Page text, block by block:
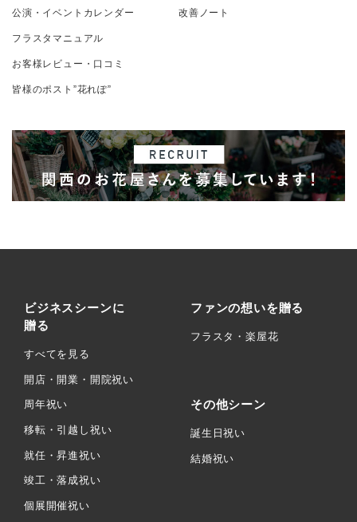
公演・イベントカレンダー
フラスタマニュアル
お客様レビュー・口コミ
皆様のポスト”花れぽ”
改善ノート
ビジネスシーンに
贈る
すべてを見る
開店・開業・開院祝い
周年祝い
移転・引越し祝い
就任・昇進祝い
竣工・落成祝い
個展開催祝い
ファンの想いを贈る
フラスタ・楽屋花
その他シーン
誕生日祝い
結婚祝い